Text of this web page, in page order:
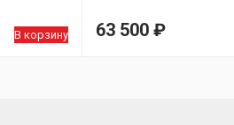
В корзину 63 500 ₽